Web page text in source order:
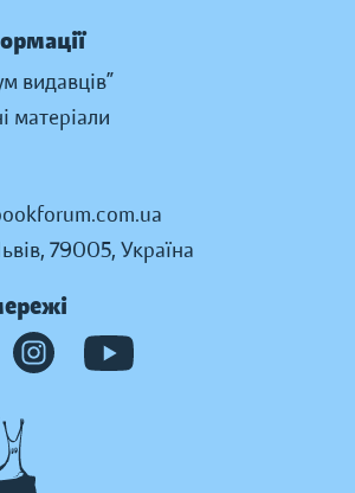
видавців”
матеріали
79005, Україна